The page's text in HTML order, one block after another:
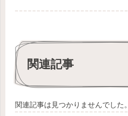
関連記事
関連記事は見つかりませんでした。